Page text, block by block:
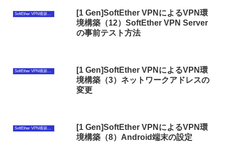
SoftEther VPN構築（第1世代）
[1 Gen]SoftEther VPNによるVPN環
境構築（12）SoftEther VPN Server
の事前テスト方法
SoftEther VPN構築（第1世代）
[1 Gen]SoftEther VPNによるVPN環
境構築（3）ネットワークアドレスの
変更
SoftEther VPN構築（第1世代）
[1 Gen]SoftEther VPNによるVPN環
境構築（8）Android端末の設定